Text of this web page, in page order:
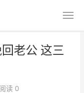
老公 这三
阅读 0